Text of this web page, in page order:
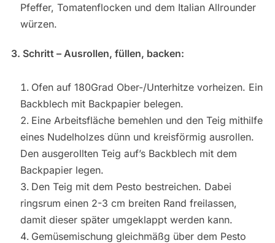
Pfeffer, Tomatenflocken und dem Italian Allrounder
würzen.
3. Schritt – Ausrollen, füllen, backen:
Ofen auf 180Grad Ober-/Unterhitze vorheizen. Ein
Backblech mit Backpapier belegen.
Eine Arbeitsfläche bemehlen und den Teig mithilfe
eines Nudelholzes dünn und kreisförmig ausrollen.
Den ausgerollten Teig auf’s Backblech mit dem
Backpapier legen.
Den Teig mit dem Pesto bestreichen. Dabei
ringsrum einen 2-3 cm breiten Rand freilassen,
damit dieser später umgeklappt werden kann.
Gemüsemischung gleichmäßg über dem Pesto